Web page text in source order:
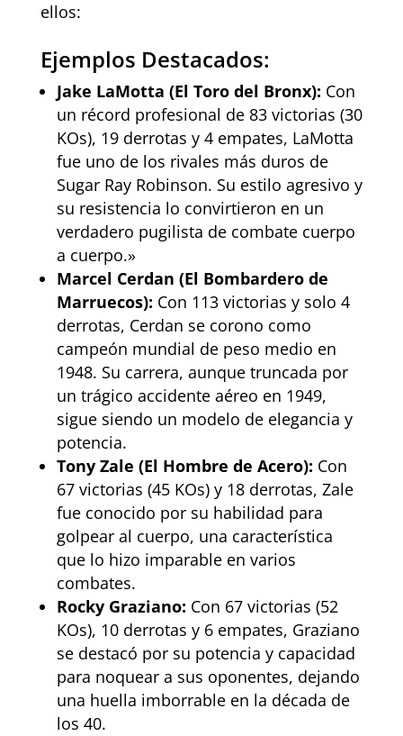
ellos:
Ejemplos Destacados:
Jake LaMotta (El Toro del Bronx): Con
un récord profesional de 83 victorias (30
KOs), 19 derrotas y 4 empates, LaMotta
fue uno de los rivales más duros de
Sugar Ray Robinson. Su estilo agresivo y
su resistencia lo convirtieron en un
verdadero pugilista de combate cuerpo
a cuerpo.»
Marcel Cerdan (El Bombardero de
Marruecos): Con 113 victorias y solo 4
derrotas, Cerdan se corono como
campeón mundial de peso medio en
1948. Su carrera, aunque truncada por
un trágico accidente aéreo en 1949,
sigue siendo un modelo de elegancia y
potencia.
Tony Zale (El Hombre de Acero): Con
67 victorias (45 KOs) y 18 derrotas, Zale
fue conocido por su habilidad para
golpear al cuerpo, una característica
que lo hizo imparable en varios
combates.
Rocky Graziano: Con 67 victorias (52
KOs), 10 derrotas y 6 empates, Graziano
se destacó por su potencia y capacidad
para noquear a sus oponentes, dejando
una huella imborrable en la década de
los 40.